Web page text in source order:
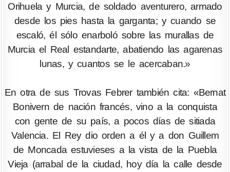
Orihuela y Murcia, de soldado aventurero, armado
desde los pies hasta la garganta; y cuando se
escaló, él sólo enarboló sobre las murallas de
Murcia el Real estandarte, abatiendo las agarenas
lunas, y cuantos se le acercaban.»
En otra de sus Trovas Febrer también cita: «Bernat
Bonivern de nación francés, vino a la conquista
con gente de su país, a pocos días de sitiada
Valencia. El Rey dio orden a él y a don Guillem
de Moncada estuvieses a la vista de la Puebla
Vieja (arrabal de la ciudad, hoy día la calle desde